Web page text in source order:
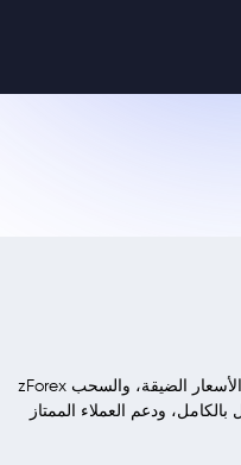
zForex في خدمتك مع مزايا تنافسية مثل فروق الأسعار الضيقة، والسحب
ودعم العملاء الممتاز